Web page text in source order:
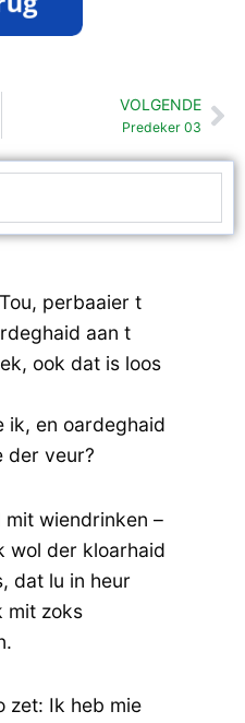
VOLGENDE
Predeker 03
perbaaier t
aan t
ook dat is loos
ik, en oardeghaid
der veur?
wiendrinken –
wol der kloarhaid
dat lu in heur
mit zoks
zet: Ik heb mie